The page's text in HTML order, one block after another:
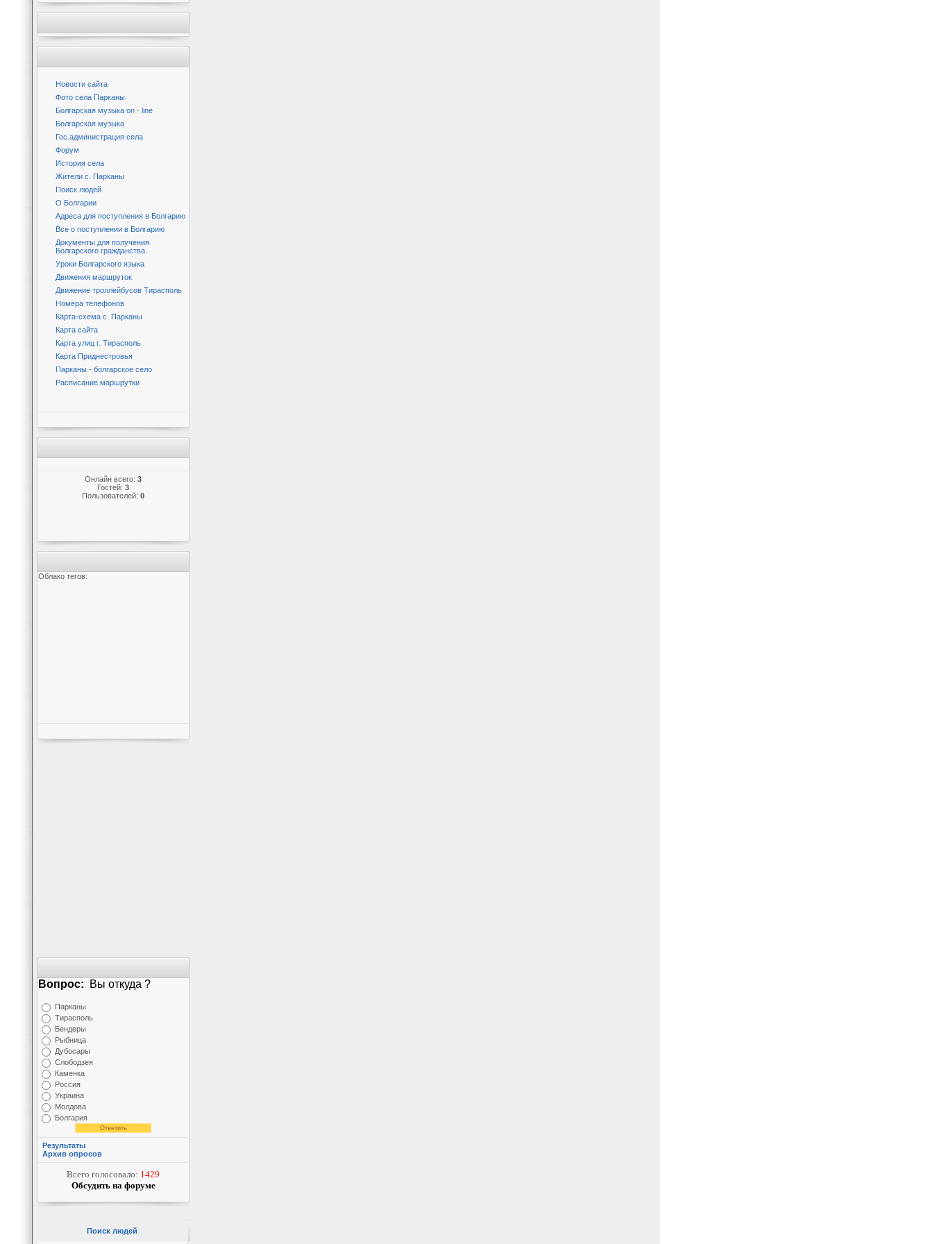
Новости сайта
Фото села Парканы
Болгарская музыка on - line
Болгарская музыка
Гос.администрация села
Форум
История села
Жители с. Парканы
Поиск людей
О Болгарии
Адреса для поступления в Болгарию
Все о поступлении в Болгарию
Документы для получения
Болгарского гражданства.
Уроки Болгарского языка
Движения маршруток
Движение троллейбусов Тирасполь
Номера телефонов
Карта-схема с. Парканы
Карта сайта
Карта улиц г. Тирасполь
Карта Приднестровья
Парканы - болгарское село
Расписание маршрутки
Онлайн всего: 3
Гостей: 3
Пользователей: 0
Облако тегов:
Вопрос: Вы откуда ?
Парканы
Тирасполь
Бендеры
Рыбница
Дубосары
Слободзея
Каменка
Россия
Украина
Молдова
Болгария
Результаты
Архив опросов
Всего голосовало: 1429
Обсудить на форуме
Поиск людей